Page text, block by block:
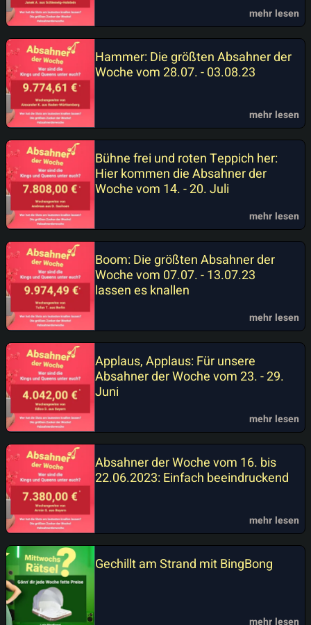
mehr lesen
Hammer: Die größten Absahner der
Woche vom 28.07. - 03.08.23
mehr lesen
Bühne frei und roten Teppich her:
Hier kommen die Absahner der
Woche vom 14. - 20. Juli
mehr lesen
Boom: Die größten Absahner der
Woche vom 07.07. - 13.07.23
lassen es knallen
mehr lesen
Applaus, Applaus: Für unsere
Absahner der Woche vom 23. - 29.
Juni
mehr lesen
Absahner der Woche vom 16. bis
22.06.2023: Einfach beeindruckend
mehr lesen
Gechillt am Strand mit BingBong
mehr lesen